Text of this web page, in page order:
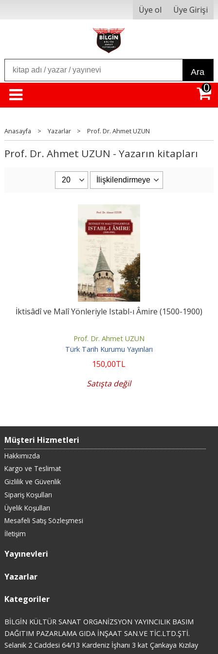
Üye ol Üye Girişi
Ara
0
Anasayfa > Yazarlar > Prof. Dr. Ahmet UZUN
Prof. Dr. Ahmet UZUN - Yazarın kitapları
İktisâdî ve Malî Yönleriyle Istabl-ı Âmire (1500-1900)
Prof. Dr. Ahmet UZUN
Türk Tarih Kurumu Yayınları
150,00TL
Satışta değil
Müşteri Hizmetleri
Hakkımızda
Kargo ve Teslimat
Gizlilik ve Güvenlik
Sipariş Koşulları
Üyelik Koşulları
Mesafeli Satış Sözleşmesi
İletişim
Yayınevleri
Yazarlar
Kategoriler
BİLGİN KÜLTÜR SANAT ORGANİZSYON YAYINCILIK BASIM
DAĞITIM PAZARLAMA GIDA İNŞAAT SAN.VE TİC.LTD.ŞTİ.
Selanik 2 Caddesi 64/13 Kardeniz İşhanı 3 kat Çankaya Kızılay